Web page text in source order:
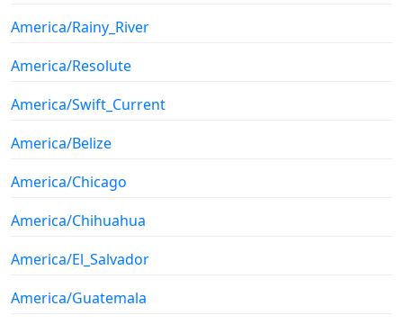
America/Rainy_River
America/Resolute
America/Swift_Current
America/Belize
America/Chicago
America/Chihuahua
America/El_Salvador
America/Guatemala